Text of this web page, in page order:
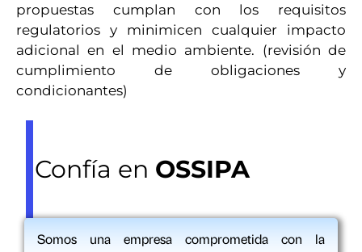
propuestas cumplan con los requisitos
regulatorios y minimicen cualquier impacto
adicional en el medio ambiente. (revisión de
cumplimiento de obligaciones y
condicionantes)
Confía en OSSIPA
Somos una empresa comprometida con la